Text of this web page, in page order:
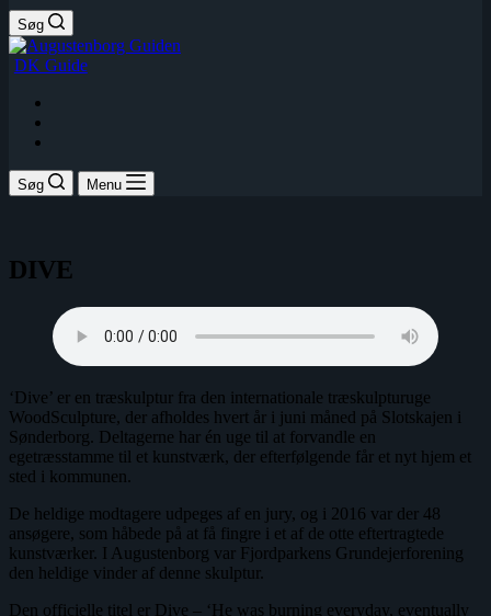
Søg
DK Guide
Søg Menu
DIVE
‘Dive’ er en træskulptur fra den internationale træskulpturuge
WoodSculpture, der afholdes hvert år i juni måned på Slotskajen i
Sønderborg. Deltagerne har én uge til at forvandle en
egetræsstamme til et kunstværk, der efterfølgende får et nyt hjem et
sted i kommunen.
De heldige modtagere udpeges af en jury, og i 2016 var der 48
ansøgere, som håbede på at få fingre i et af de otte eftertragtede
kunstværker. I Augustenborg var Fjordparkens Grundejerforening
den heldige vinder af denne skulptur.
Den officielle titel er Dive – ‘He was burning everyday, eventually